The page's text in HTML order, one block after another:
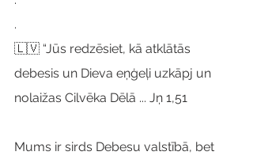
.
🇱🇻 “Jūs redzēsiet, kā atklātās
debesis un Dieva eņģeļi uzkāpj un
nolaižas Cilvēka Dēlā ... Jņ 1,51
Mums ir sirds Debesu valstībā, bet